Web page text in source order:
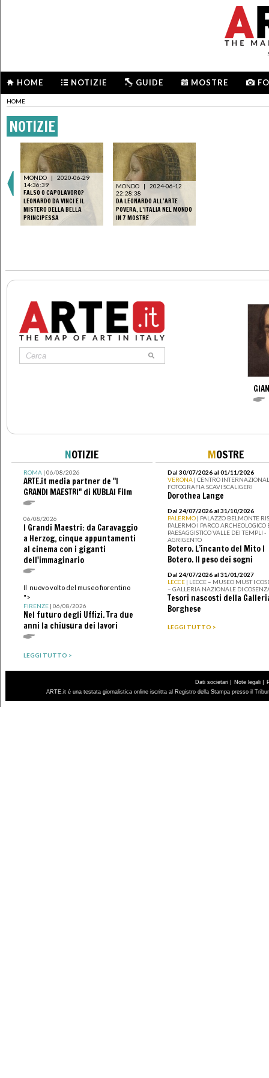
HOME NOTIZIE GUIDE MOSTRE
HOME
NOTIZIE
MONDO |
2020-06-29
14:36:39
FALSO O CAPOLAVORO?
LEONARDO DA VINCI E IL
MISTERO DELLA BELLA
PRINCIPESSA
MONDO |
2024-06-12
22:28:38
DA LEONARDO ALL’ARTE
POVERA, L’ITALIA NEL MONDO
IN 7 MOSTRE
NOTIZIE
ROMA| 06/08/2026
ARTE.it media partner de "I
GRANDI MAESTRI" di KUBLAI Film
06/08/2026
I Grandi Maestri: da Caravaggio
a Herzog, cinque appuntamenti
al cinema con i giganti
dell'immaginario
Il nuovo volto del museo fiorentino
">
FIRENZE| 06/08/2026
Nel futuro degli Uffizi. Tra due
anni la chiusura dei lavori
LEGGI TUTTO >
MOSTRE
Dal 30/07/2026 al 01/11/2026
VERONA | CENTRO
FOTOGRAFIA SCAVI SCALIGERI
Dorothea Lange
Dal 24/07/2026 al 31/10/2026
PALERMO | PALAZZO BELMONTE
PALERMO I PARCO ARCHEOLOGICO
PAESAGGISTICO VALLE DEI TEMPLI -
AGRIGENTO
Botero. L’incanto del Mito I
Botero. Il peso dei sogni
Dal 24/07/2026 al 31/01/2027
LECCE | LECCE – MUSEO MUST I
– GALLERIA NAZIONALE DI
Tesori nascosti della
Borghese
LEGGI TUTTO >
Dati societari | Note legali |
ARTE.it è una testata giornalistica online iscritta al Registro della Stampa presso il